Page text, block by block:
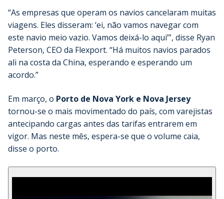
“As empresas que operam os navios cancelaram muitas
viagens. Eles disseram: ‘ei, não vamos navegar com
este navio meio vazio. Vamos deixá-lo aqui’”, disse Ryan
Peterson, CEO da Flexport. “Há muitos navios parados
ali na costa da China, esperando e esperando um
acordo.”
Em março, o Porto de Nova York e Nova Jersey
tornou-se o mais movimentado do país, com varejistas
antecipando cargas antes das tarifas entrarem em
vigor. Mas neste mês, espera-se que o volume caia,
disse o porto.